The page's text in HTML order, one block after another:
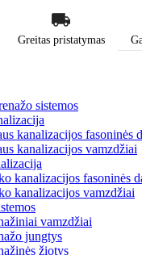
Greitas pristatymas
sistemos
kanalizacijos fasoninės
kanalizacijos vamzdžiai
kanalizacijos fasoninės
kanalizacijos vamzdžiai
vamzdžiai
jungtys
žiotys